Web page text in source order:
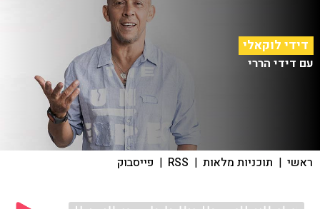
דידי לוקאלי
עם דידי הררי
ראשי | תוכניות מלאות |
RSS
| פייסבוק